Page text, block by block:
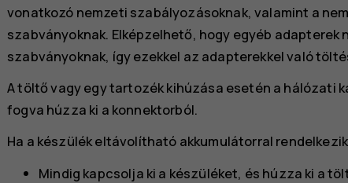
vonatkozó nemzeti szabályozásoknak, valamint a
szabványoknak. Elképzelhető, hogy egyéb
szabványoknak, így ezekkel az adapterekkel való
A töltő vagy egy tartozék kihúzása esetén a hálózati
fogva húzza ki a konnektorból.
Ha a készülék eltávolítható akkumulátorral
Mindig kapcsolja ki a készüléket, és húzza ki a